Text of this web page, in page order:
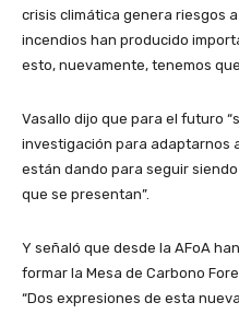
crisis climática genera riesgos
incendios han producido
esto, nuevamente, tenemos
Vasallo dijo que para el futuro
investigación para adaptarnos
están dando para seguir
que se presentan”.
Y señaló que desde la AFoA
formar la Mesa de Carbono
“Dos expresiones de esta